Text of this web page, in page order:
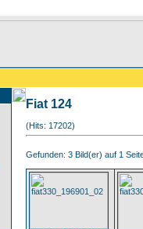
Fiat 124
(Hits: 17202)
Gefunden: 3 Bild(er) auf 1